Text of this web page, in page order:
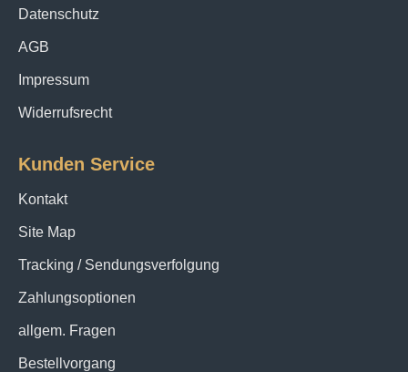
Datenschutz
AGB
Impressum
Widerrufsrecht
Kunden Service
Kontakt
Site Map
Tracking / Sendungsverfolgung
Zahlungsoptionen
allgem. Fragen
Bestellvorgang